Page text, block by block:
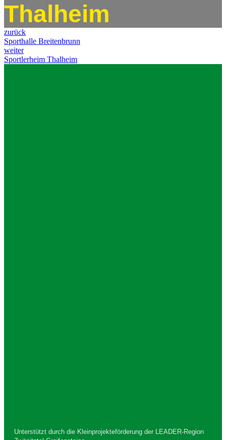
Thalheim
zurück
Sporthalle Breitenbrunn
weiter
Sportlerheim Thalheim
Unterstützt durch die Kleinprojekteförderung der LEADER-Region